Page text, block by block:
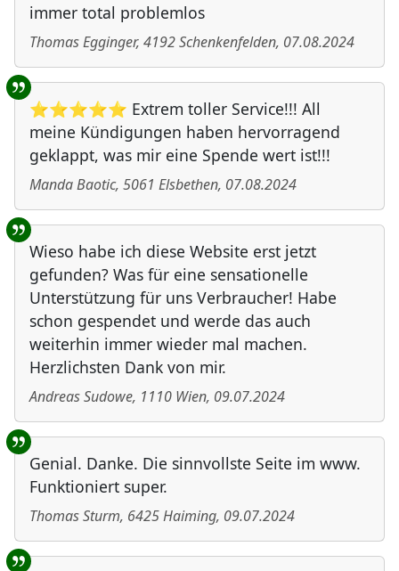
immer total problemlos
Thomas Egginger, 4192Schenkenfelden, 07.08.2024
⭐⭐⭐⭐⭐ Extrem toller Service!!! All
meine Kündigungen haben hervorragend
geklappt, was mir eine Spende wert ist!!!
Manda Baotic, 5061 Elsbethen, 07.08.2024
Wieso habe ich diese Website erst jetzt
gefunden? Was für eine sensationelle
Unterstützung für uns Verbraucher! Habe
schon gespendet und werde das auch
weiterhin immer wieder mal machen.
Herzlichsten Dank von mir.
Andreas Sudowe, 1110 Wien, 09.07.2024
Genial. Danke. Die sinnvollste Seite im www.
Funktioniert super.
Thomas Sturm, 6425Haiming, 09.07.2024